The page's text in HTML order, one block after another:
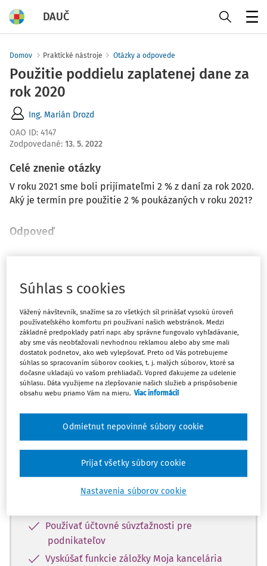
DAUČ
Domov Praktické nástroje Otázky a odpovede
Použitie poddielu zaplatenej dane za
rok 2020
Ing. Marián Drozd
OAO ID: 4147
Zodpovedané: 13. 5. 2022
Celé znenie otázky
V roku 2021 sme boli prijímateľmi 2 % z daní za rok 2020.
Aký je termín pre použitie 2 % poukázaných v roku 2021?
Odpoveď
Zatiaľ ste si prečítali len začiatok...
Celý dokument je len pre predplatiteľov.
10 dní.
Vďaka registrácii si môžete
Prečítať platené články na portáli
Používať účtovné súvzťažnosti pre
podnikateľov
Vyskúšať funkcie záložky Moja kancelária
Súhlas s cookies
Vážený návštevník, snažíme sa zo všetkých síl prinášať vysokú úroveň
používateľského komfortu pri používaní našich webstránok. Medzi
základné predpoklady patrí napr. aby správne fungovalo vyhľadávanie,
aby sme vás neobťažovali nevhodnou reklamou alebo aby sme mali
dostatok podnetov, ako web vylepšovať. Preto od Vás potrebujeme
súhlas so spracovaním súborov cookies, t. j. malých súborov, ktoré sa
dočasne ukladajú vo vašom prehliadači. Vopred ďakujeme za udelenie
súhlasu. Dáta využijeme na zlepšovanie našich služieb a prispôsobenie
obsahu webu priamo Vám na mieru. Viac informácií
Nastavenia súborov cookie
Odmietnut nepovinné súbory cookie
Prijať všetky súbory cookie